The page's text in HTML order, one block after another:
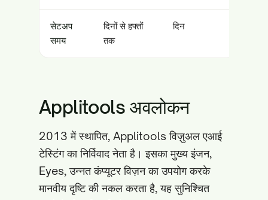
सेटअप
समय
दिनों से हफ्तों
तक
दिन
Applitools अवलोकन
2013 में स्थापित, Applitools विज़ुअल एआई
टेस्टिंग का निर्विवाद नेता है। इसका मुख्य इंजन,
Eyes, उन्नत कंप्यूटर विज़न का उपयोग करके
मानवीय दृष्टि की नकल करता है, यह सुनिश्चित